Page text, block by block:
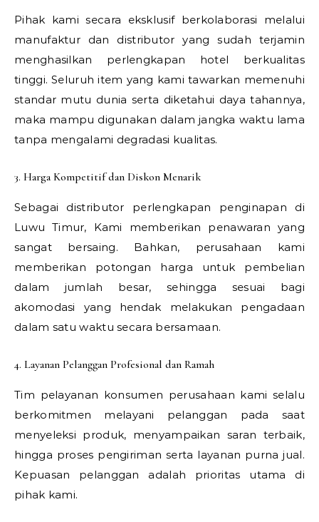
Pihak kami secara eksklusif berkolaborasi melalui
manufaktur dan distributor yang sudah terjamin
menghasilkan perlengkapan hotel berkualitas
tinggi. Seluruh item yang kami tawarkan memenuhi
standar mutu dunia serta diketahui daya tahannya,
maka mampu digunakan dalam jangka waktu lama
tanpa mengalami degradasi kualitas.
3. Harga Kompetitif dan Diskon Menarik
Sebagai distributor perlengkapan penginapan di
Luwu Timur, Kami memberikan penawaran yang
sangat bersaing. Bahkan, perusahaan kami
memberikan potongan harga untuk pembelian
dalam jumlah besar, sehingga sesuai bagi
akomodasi yang hendak melakukan pengadaan
dalam satu waktu secara bersamaan.
4. Layanan Pelanggan Profesional dan Ramah
Tim pelayanan konsumen perusahaan kami selalu
berkomitmen melayani pelanggan pada saat
menyeleksi produk, menyampaikan saran terbaik,
hingga proses pengiriman serta layanan purna jual.
Kepuasan pelanggan adalah prioritas utama di
pihak kami.